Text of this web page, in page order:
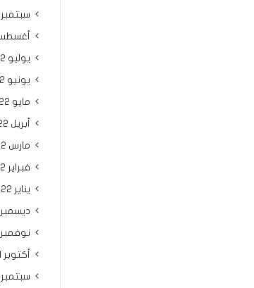
سبتمبر 2022
أغسطس
يوليو 2022
يونيو 2022
مايو 2022
أبريل 2022
مارس 2022
فبراير 2022
يناير 2022
ديسمبر 2021
نوفمبر 2021
أكتوبر 2021
سبتمبر 2021